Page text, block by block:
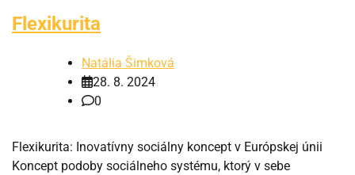
Flexikurita
Natália Šimková
28. 8. 2024
0
Flexikurita: Inovatívny sociálny koncept v Európskej únii
Koncept podoby sociálneho systému, ktorý v sebe